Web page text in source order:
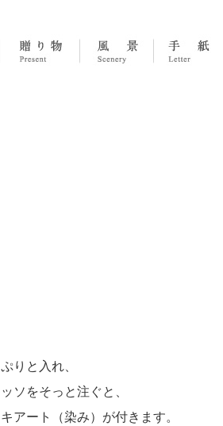
りと入れ、
ソをそっと注ぐと、
アート（染み）が付きます。